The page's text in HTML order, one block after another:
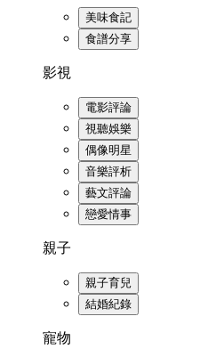
美味食記
食譜分享
影視
電影評論
視聽娛樂
偶像明星
音樂評析
藝文評論
戀愛情事
親子
親子育兒
結婚紀錄
寵物